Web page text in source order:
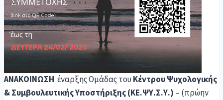
ΑΝΑΚΟΙΝΩΣΗ έναρξης Ομάδας του Κέντρου Ψυχολογικής
& Συμβουλευτικής Υποστήριξης (ΚΕ.ΨΥ.Σ.Υ.) – (πρώην